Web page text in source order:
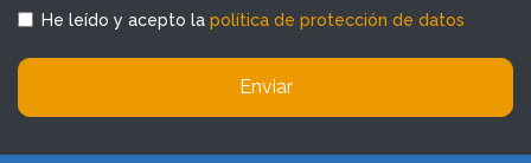
He leído y acepto la política de protección de datos
Enviar